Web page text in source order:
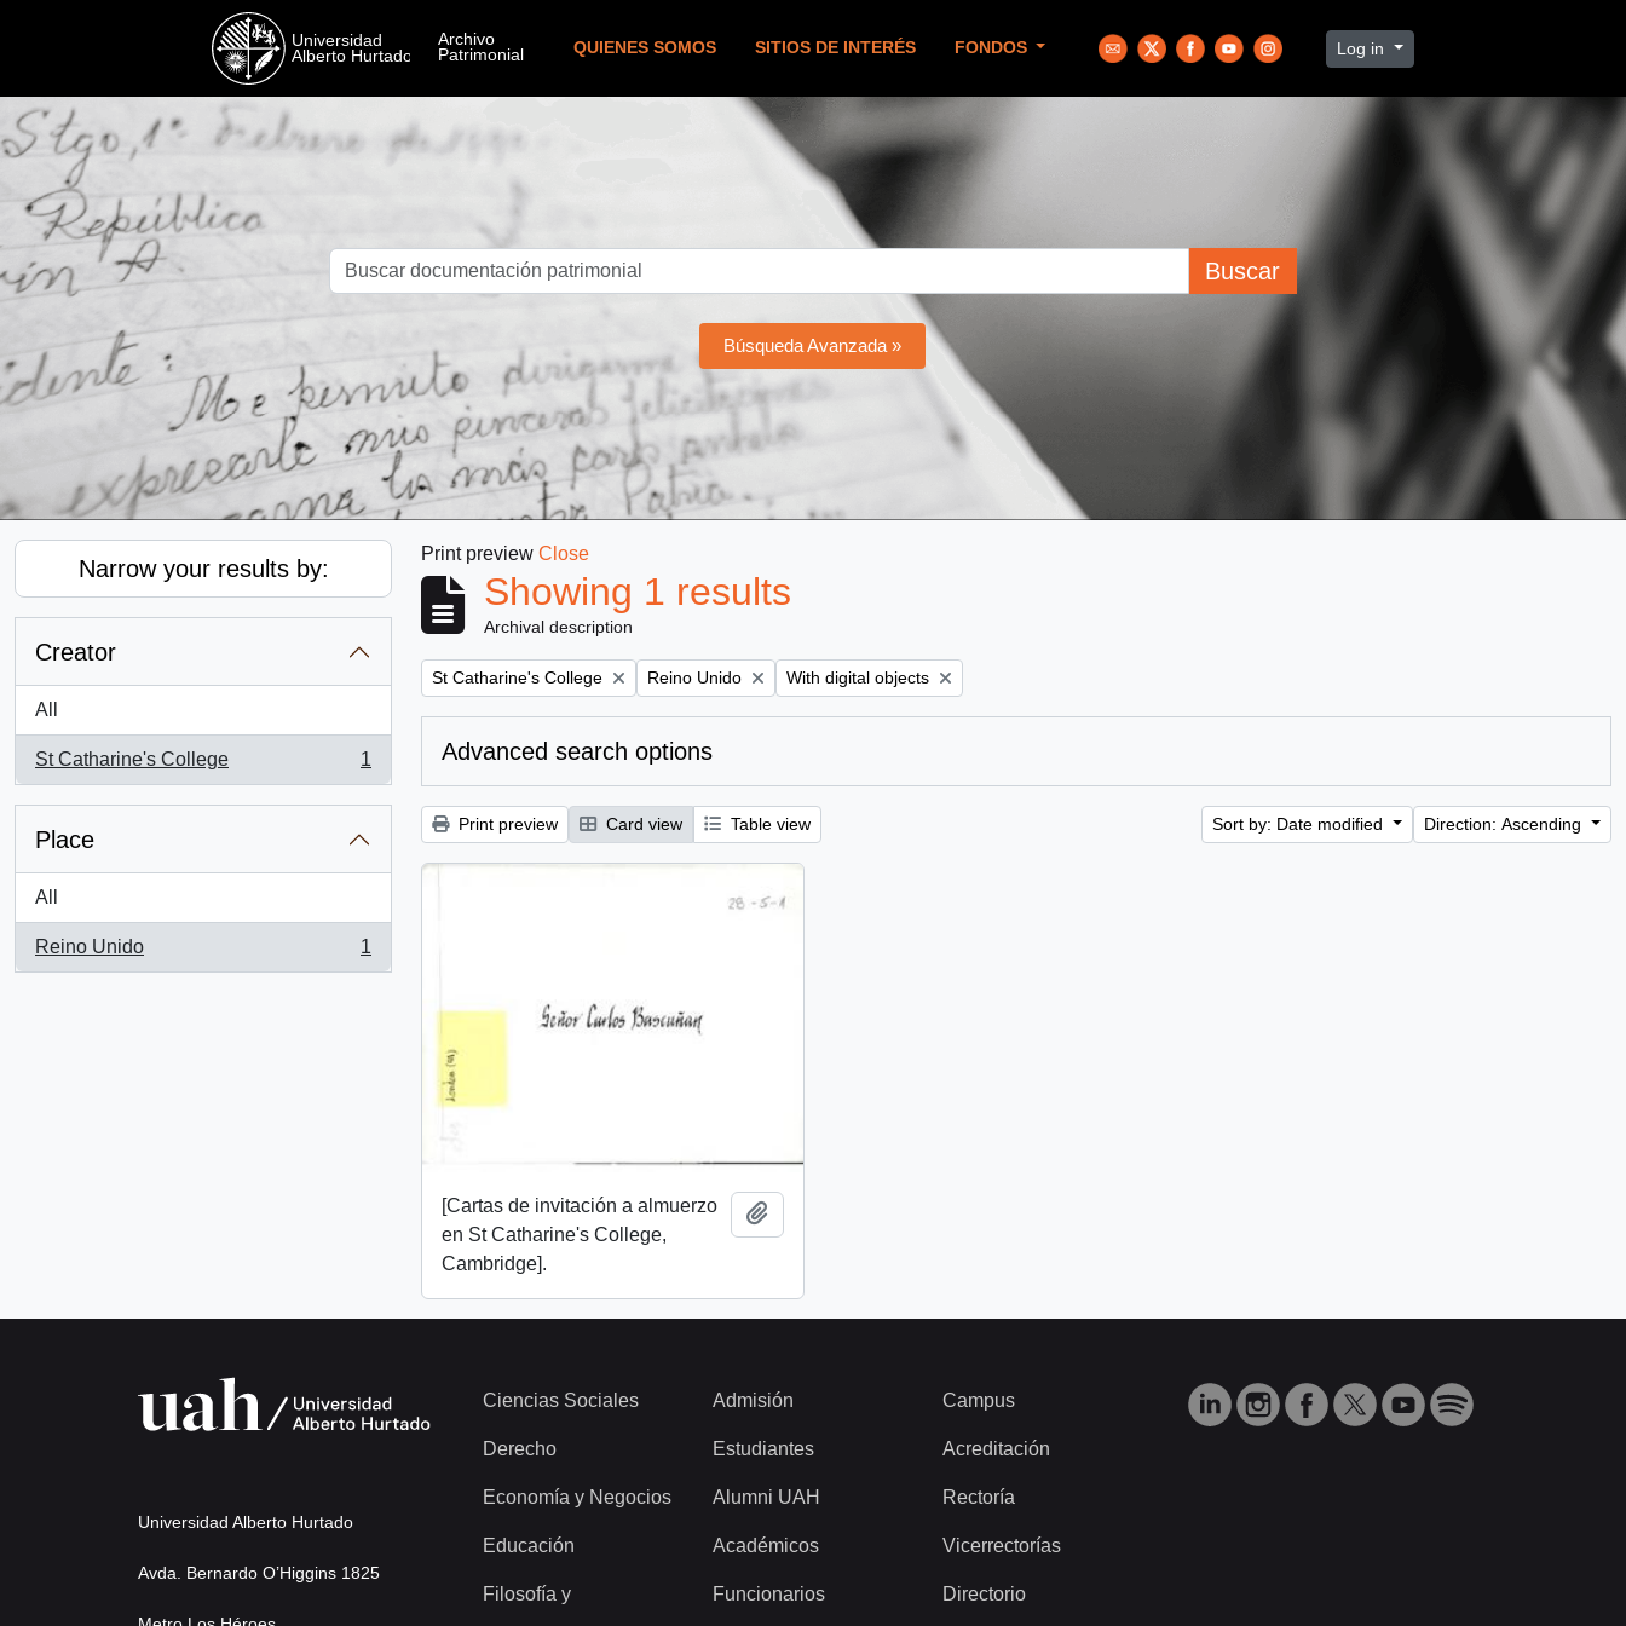
QUIENES SOMOS SITIOS DE INTERÉS FONDOS Log in
Buscar
Búsqueda Avanzada »
Narrow your results by:
Creator
All
St Catharine's College
, 1 results
1
Place
All
Reino Unido
, 1 results
1
Print preview Close
Showing 1 results
Archival description
Remove filter:
St Catharine's College Remove filter:
Reino Unido Remove filter:
With digital objects
Advanced search options
Print preview Card view Table view Sort by: Date modified Direction: Ascending
[Cartas de invitación a almuerzo
en St Catharine's College,
Cambridge].
Universidad Alberto Hurtado
Avda. Bernardo O’Higgins 1825
Ciencias Sociales
Derecho
Economía y Negocios
Educación
Filosofía y
Admisión
Estudiantes
Alumni UAH
Académicos
Funcionarios
Campus
Acreditación
Rectoría
Vicerrectorías
Directorio